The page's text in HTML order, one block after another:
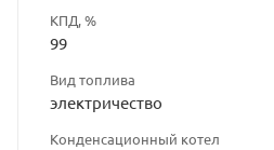
КПД, %
99
Вид топлива
электричество
Конденсационный котел